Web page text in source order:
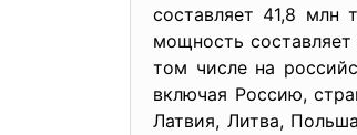
составляет 41,8
мощность
том числе на
включая Россию,
Латвия, Литва,